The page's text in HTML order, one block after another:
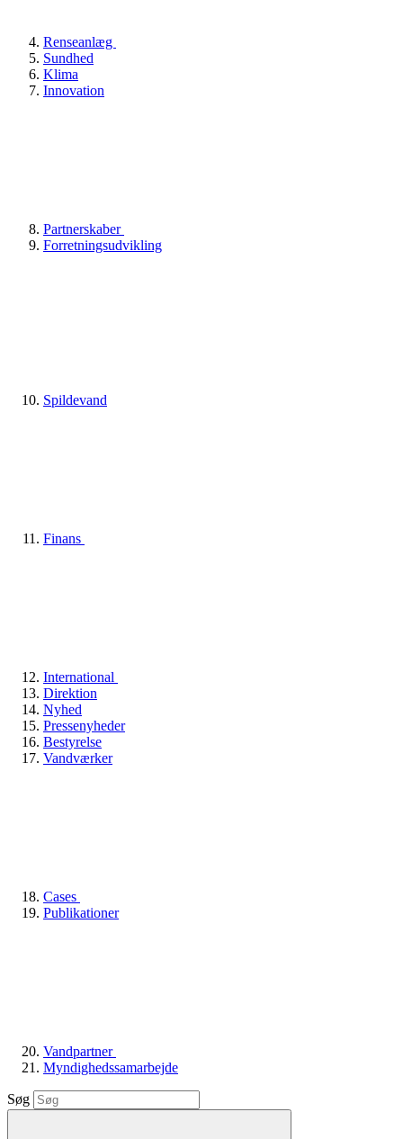
Renseanlæg
Sundhed
Klima
Innovation
Partnerskaber
Forretningsudvikling
Spildevand
Finans
International
Direktion
Nyhed
Pressenyheder
Bestyrelse
Vandværker
Cases
Publikationer
Vandpartner
Myndighedssamarbejde
Søg